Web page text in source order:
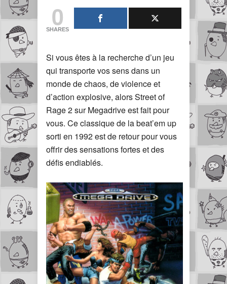
0
SHARES
Si vous êtes à la recherche d’un jeu
qui transporte vos sens dans un
monde de chaos, de violence et
d’action explosive, alors Street of
Rage 2 sur Megadrive est fait pour
vous. Ce classique de la beat’em up
sorti en 1992 est de retour pour vous
offrir des sensations fortes et des
défis endiablés.